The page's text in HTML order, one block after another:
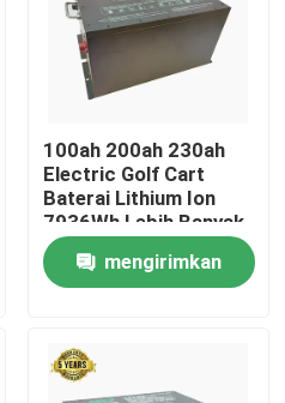
100ah 200ah 230ah
Electric Golf Cart
Baterai Lithium Ion
7936Wh Lebih Banyak
Energi
mengirimkan